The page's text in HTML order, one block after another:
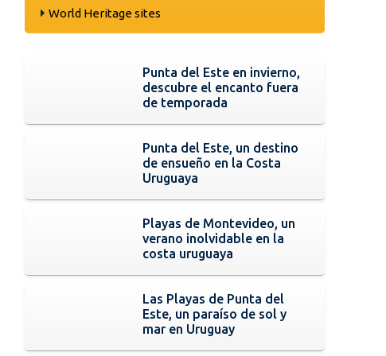
World Heritage sites
Punta del Este en invierno,
descubre el encanto fuera
de temporada
Punta del Este, un destino
de ensueño en la Costa
Uruguaya
Playas de Montevideo, un
verano inolvidable en la
costa uruguaya
Las Playas de Punta del
Este, un paraíso de sol y
mar en Uruguay